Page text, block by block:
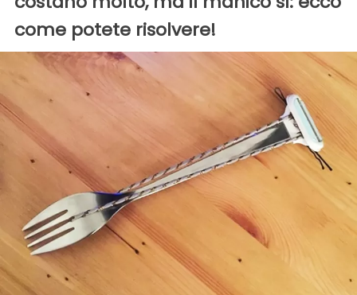
come potete risolvere!